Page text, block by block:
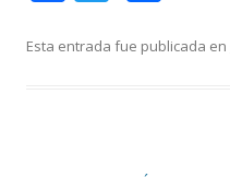
e itt m
Esta entrada fue publicada en